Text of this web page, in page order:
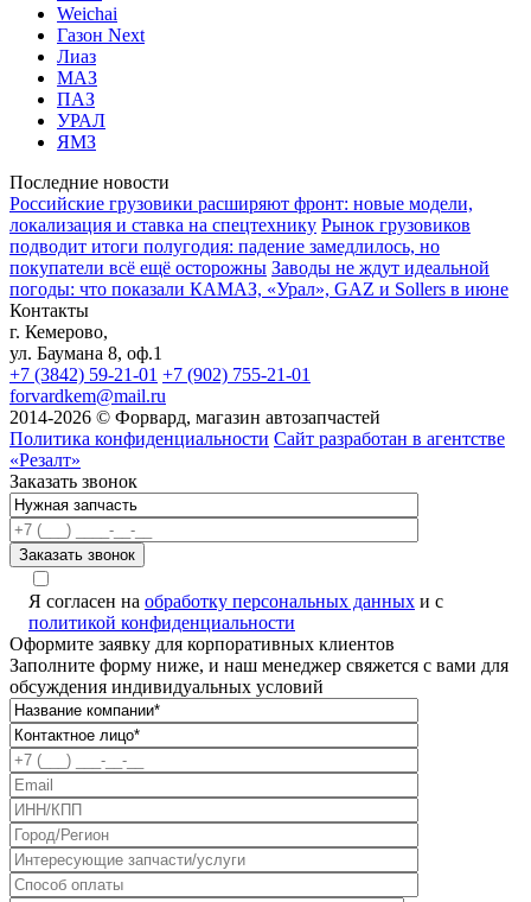
Weichai
Газон Next
Лиаз
МАЗ
ПАЗ
УРАЛ
ЯМЗ
Последние новости
Российские грузовики расширяют фронт: новые модели,
локализация и ставка на спецтехнику Рынок грузовиков
подводит итоги полугодия: падение замедлилось, но
покупатели всё ещё осторожны Заводы не ждут идеальной
погоды: что показали КАМАЗ, «Урал», GAZ и Sollers в июне
Контакты
г. Кемерово,
ул. Баумана 8, оф.1
+7 (3842) 59-21-01 +7 (902) 755-21-01
forvardkem@mail.ru
2014-2026 © Форвард, магазин автозапчастей
Политика конфиденциальности Сайт разработан в агентстве
«Резалт»
Заказать звонок
Я согласен на обработку персональных данных и с
политикой конфиденциальности
Оформите заявку для корпоративных клиентов
Заполните форму ниже, и наш менеджер свяжется с вами для
обсуждения индивидуальных условий